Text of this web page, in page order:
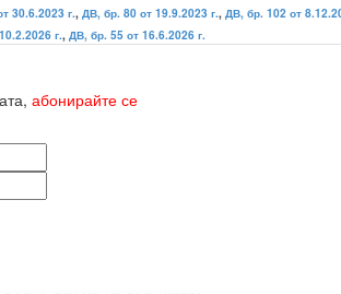
30.6.2023 г., ДВ, бр. 80 от 19.9.2023 г., ДВ, бр. 102 от
г., ДВ, бр. 55 от 16.6.2026 г.
абонирайте се